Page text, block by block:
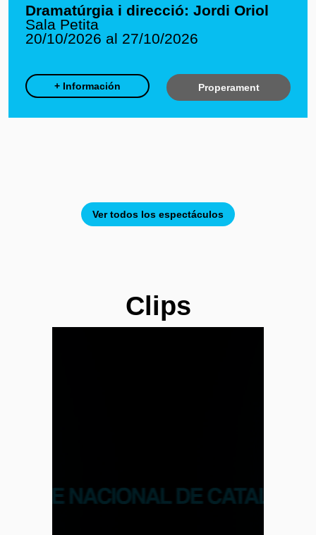
Dramatúrgia i direcció: Jordi Oriol
Sala Petita
20/10/2026 al 27/10/2026
+ Información Properament
Ver todos los espectáculos
Clips